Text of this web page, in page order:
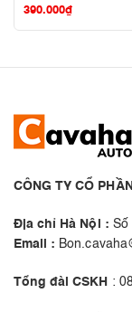
390.000₫
CÔNG TY CỔ
Địa chỉ Hà Nội : Số
Email :
Tổng đài CSKH :